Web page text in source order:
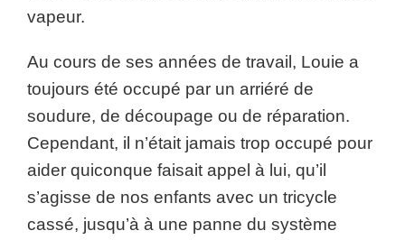
vapeur.
Au cours de ses années de travail, Louie a
toujours été occupé par un arriéré de
soudure, de découpage ou de réparation.
Cependant, il n’était jamais trop occupé pour
aider quiconque faisait appel à lui, qu’il
s’agisse de nos enfants avec un tricycle
cassé, jusqu’à à une panne du système